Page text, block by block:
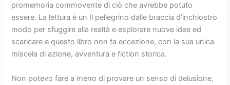
promemoria commovente di ciò che avrebbe potuto
essere. La lettura è un Il pellegrino dalle braccia d’inchiostro
modo per sfuggire alla realtà e esplorare nuove idee ed
scaricare e questo libro non fa eccezione, con la sua unica
miscela di azione, avventura e fiction storica.
Non potevo fare a meno di provare un senso di delusione,